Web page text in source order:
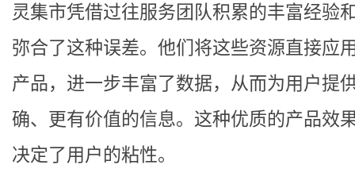
灵集市凭借过往服务团队积累的丰富经验
弥合了这种误差。他们将这些资源直接应
产品，进一步丰富了数据，从而为用户提
确、更有价值的信息。这种优质的产品效
决定了用户的粘性。